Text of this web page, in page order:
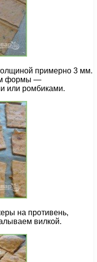
примерно 3 мм.
формы —
или ромбиками.
на противень,
вилкой.